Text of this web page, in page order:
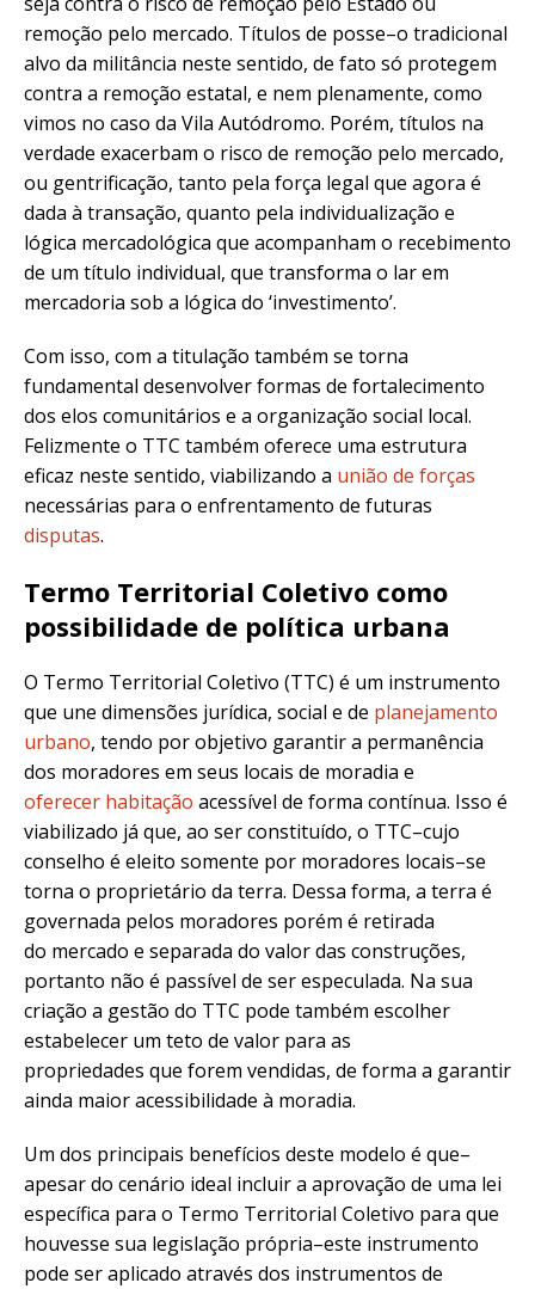
remoção pelo mercado. Títulos de posse–o tradicional
alvo da militância neste sentido, de fato só protegem
contra a remoção estatal, e nem plenamente, como
vimos no caso da Vila Autódromo. Porém, títulos na
verdade exacerbam o risco de remoção pelo mercado,
ou gentrificação, tanto pela força legal que agora é
dada à transação, quanto pela individualização e
lógica mercadológica que acompanham o recebimento
de um título individual, que transforma o lar em
mercadoria sob a lógica do ‘investimento’.
Com isso, com a titulação também se torna
fundamental desenvolver formas de fortalecimento
dos elos comunitários e a organização social local.
Felizmente o TTC também oferece uma estrutura
eficaz neste sentido, viabilizando a união de forças
necessárias para o enfrentamento de futuras
disputas.
Termo Territorial Coletivo como
possibilidade de política urbana
O Termo Territorial Coletivo (TTC) é um instrumento
que une dimensões jurídica, social e de planejamento
urbano, tendo por objetivo garantir a permanência
dos moradores em seus locais de moradia e
oferecer habitação acessível de forma contínua. Isso é
viabilizado já que, ao ser constituído, o TTC–cujo
conselho é eleito somente por moradores locais–se
torna o proprietário da terra. Dessa forma, a terra é
governada pelos moradores porém é retirada
do mercado e separada do valor das construções,
portanto não é passível de ser especulada. Na sua
criação a gestão do TTC pode também escolher
estabelecer um teto de valor para as
propriedades que forem vendidas, de forma a garantir
ainda maior acessibilidade à moradia.
Um dos principais benefícios deste modelo é que–
apesar do cenário ideal incluir a aprovação de uma lei
específica para o Termo Territorial Coletivo para que
houvesse sua legislação própria–este instrumento
pode ser aplicado através dos instrumentos de